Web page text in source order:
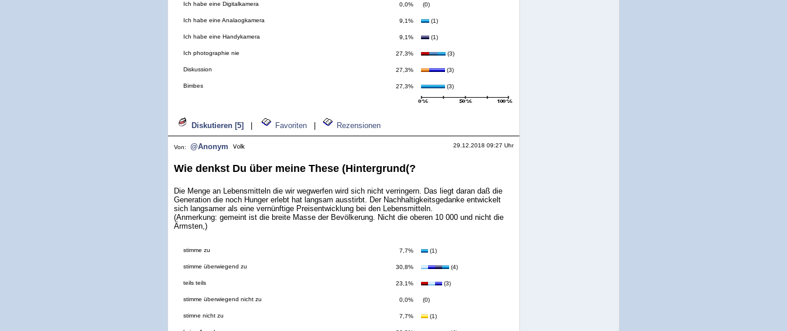
Ich habe eine Digitalkamera 0,0% (0)
Ich habe eine Analaogkamera 9,1% (1)
Ich habe eine Handykamera 9,1% (1)
Ich photographie nie 27,3% (3)
Diskussion 27,3% (3)
Bimbes 27,3% (3)
Diskutieren [5] Favoriten Rezensionen
Von: @Anonym 29.12.2018 09:27 Uhr
Wie denkst Du über meine These (Hintergrund(?
Die Menge an Lebensmitteln die wir wegwerfen wird sich nicht verringern. Das liegt daran daß die
Generation die noch Hunger erlebt hat langsam ausstirbt. Der Nachhaltigkeitsgedanke entwickelt
sich langsamer als eine vernünftige Preisentwicklung bei den Lebensmitteln.
(Anmerkung: gemeint ist die breite Masse der Bevölkerung. Nicht die oberen 10 000 und nicht die
Ärmsten,)
stimme zu 7,7% (1)
stimme überwiegend zu 30,8% (4)
teils teils 23,1% (3)
stimme überwiegend nicht zu 0,0% (0)
stimne nicht zu 7,7% (1)